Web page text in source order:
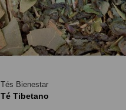
Tés Bienestar
Té Tibetano